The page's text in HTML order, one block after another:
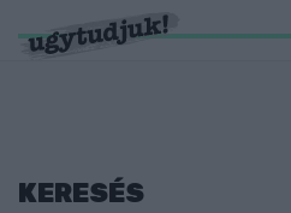
KERESÉS